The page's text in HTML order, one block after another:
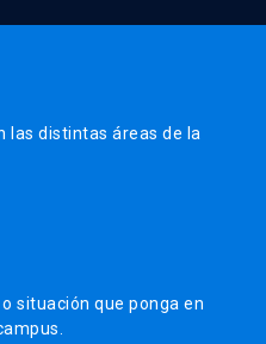
las distintas áreas de la
situación que ponga en